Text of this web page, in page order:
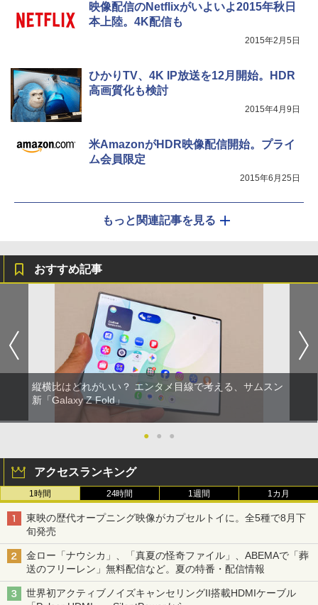
映像配信のNetflixがいよいよ2015年秋日
本上陸。4K配信も
2015年2月5日
ひかりTV、4K IP放送を12月開始。HDR
高画質化も検討
2015年4月9日
米AmazonがHDR映像配信開始。プライ
ム会員限定
2015年6月25日
もっと関連記事を見る
おすすめ記事
縦横比はどれがいい？ エンタメ目線で考える、サムスン
新「Galaxy Z Fold」
● ● ●
アクセスランキング
1時間 24時間 1週間 1カ月
東映の歴代オープニング映像がカプセルトイに。全5種で8月下
旬発売
金ロー「ナウシカ」、「真夏の怪奇ファイル」、ABEMAで「葬
送のフリーレン」無料配信など。夏の特番・配信情報
世界初アクティブノイズキャンセリングII搭載HDMIケーブル